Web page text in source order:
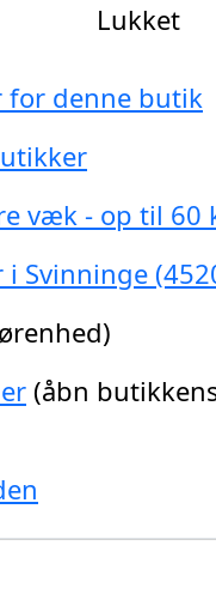
Lukket
for denne butik
væk - op til 60
Svinninge
(åbn